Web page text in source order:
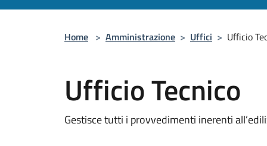
Home > Amministrazione > Uffici > Ufficio
Ufficio Tecnico
Gestisce tutti i provvedimenti inerenti